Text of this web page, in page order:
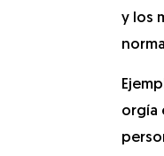
y los
orgía